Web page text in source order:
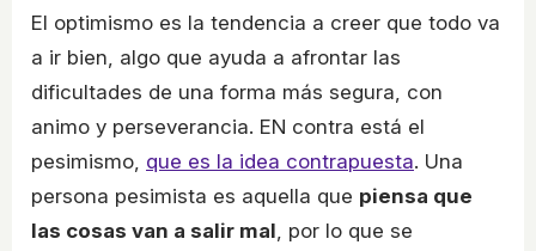
El optimismo es la tendencia a creer que todo va
a ir bien, algo que ayuda a afrontar las
dificultades de una forma más segura, con
animo y perseverancia. EN contra está el
pesimismo, que es la idea contrapuesta. Una
persona pesimista es aquella que piensa que
las cosas van a salir mal , por lo que se